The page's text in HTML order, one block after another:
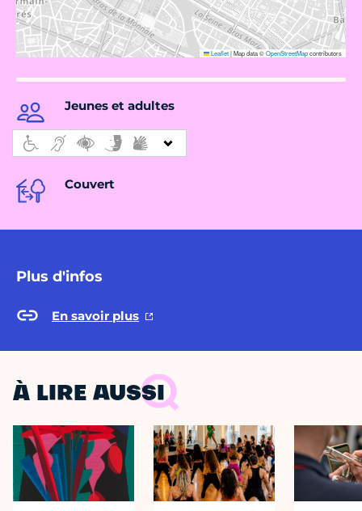
Leaflet|Map data ©OpenStreetMapcontributors
Jeunes et adultes
Couvert
Plus d'infos
En savoir plus
À LIRE AUSSI